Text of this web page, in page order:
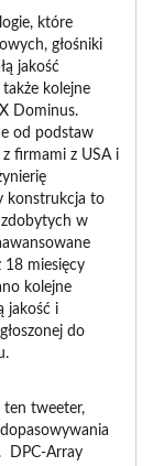
które
głośniki
jakość
także kolejne
Dominus.
od podstaw
firmami z USA i
konstrukcja to
w
18 miesięcy
kolejne
jakość i
do
ten tweeter,
DPC-Array